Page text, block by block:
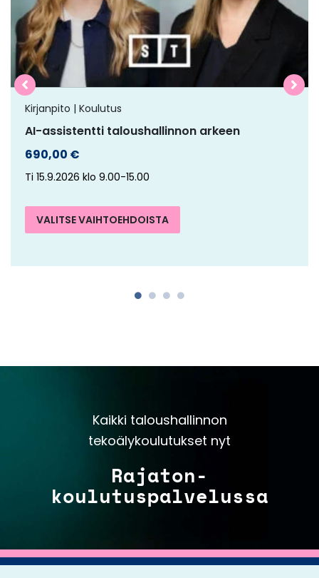
Kirjanpito | Koulutus
AI-assistentti taloushallinnon arkeen
690,00 €
Ti 15.9.2026 klo 9.00-15.00
VALITSE VAIHTOEHDOISTA
Voit
tehdä
valinnat
tuotteen
sivulla.
Kaikki taloushallinnon
tekoälykoulutukset nyt
Rajaton-
koulutuspalvelussa